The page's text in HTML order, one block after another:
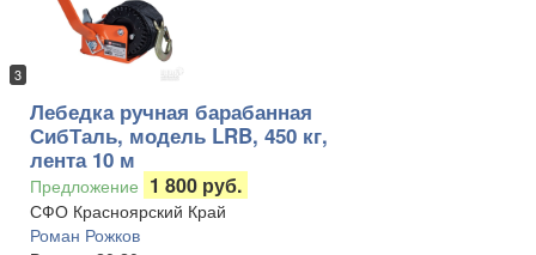
3
Лебедка ручная барабанная
СибТаль, модель LRB, 450 кг,
лента 10 м
Предложение 1 800 руб.
СФО Красноярский Край
Роман Рожков